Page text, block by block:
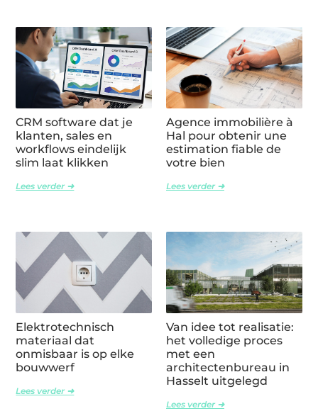
CRM software dat je
klanten, sales en
workflows eindelijk
slim laat klikken
Lees verder ➜
Agence immobilière à
Hal pour obtenir une
estimation fiable de
votre bien
Lees verder ➜
Elektrotechnisch
materiaal dat
onmisbaar is op elke
bouwwerf
Lees verder ➜
Van idee tot realisatie:
het volledige proces
met een
architectenbureau in
Hasselt uitgelegd
Lees verder ➜